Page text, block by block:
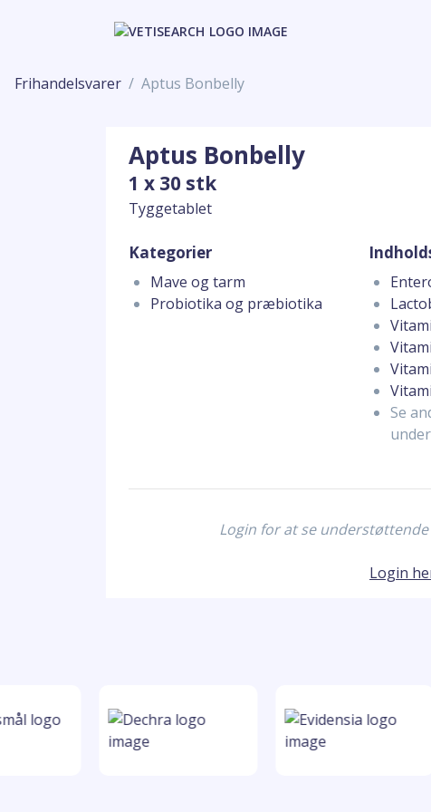
Frihandelsvarer Aptus Bonbelly
Aptus Bonbelly
1 x 30 stk
Tyggetablet
Kategorier
Mave og tarm
Probiotika og præbiotika
Se
Login for at se
Login